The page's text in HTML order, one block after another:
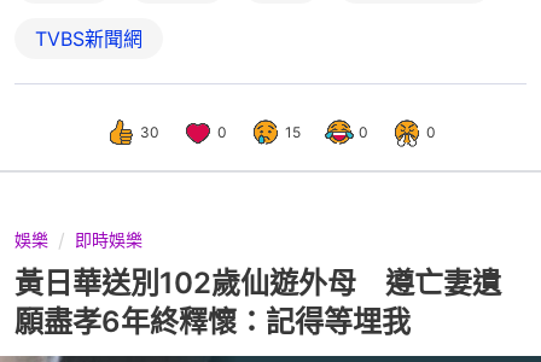
TVBS新聞網
30 0 15 0 0
娛樂 即時娛樂
黃日華送別102歲仙遊外母 遵亡妻遺
願盡孝6年終釋懷：記得等埋我